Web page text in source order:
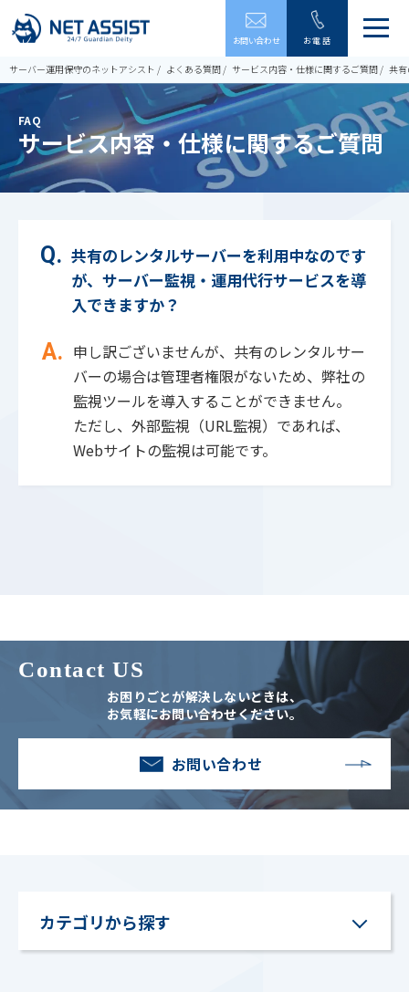
お問い合わせ お電話
メ
ュ
ー
を
開
閉
す
サーバー運用保守のネットアシスト よくある質問 サービス内容・仕様に関するご質問 共
FAQ
サービス内容・仕様に関するご質問
共有のレンタルサーバーを利用中なのです
が、サーバー監視・運用代行サービスを導
入できますか？
申し訳ございませんが、共有のレンタルサー
バーの場合は管理者権限がないため、弊社の
監視ツールを導入することができません。
ただし、外部監視（URL監視）であれば、
Webサイトの監視は可能です。
Contact US
お困りごとが解決しないときは、
お気軽にお問い合わせください。
お問い合わせ
カテゴリから探す